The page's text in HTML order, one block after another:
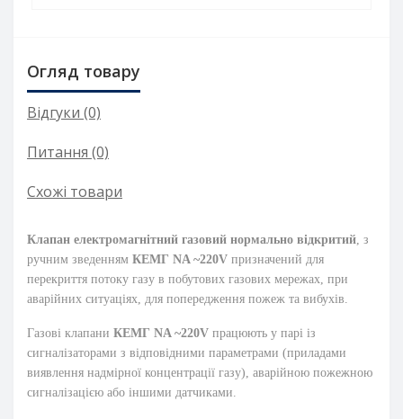
Огляд товару
Відгуки (0)
Питання (0)
Схожі товари
Клапан електромагнітний газовий нормально відкритий, з
ручним зведенням КЕМГ NA ~220V призначений для
перекриття потоку газу в побутових газових мережах, при
аварійних ситуаціях, для попередження пожеж та вибухів.
Газові клапани КЕМГ NA ~220V працюють у парі із
сигналізаторами з відповідними параметрами (приладами
виявлення надмірної концентрації газу), аварійною пожежною
сигналізацією або іншими датчиками.